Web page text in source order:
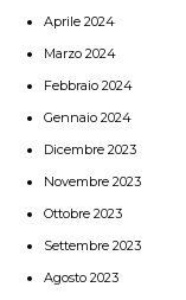
Aprile 2024
Marzo 2024
Febbraio 2024
Gennaio 2024
Dicembre 2023
Novembre 2023
Ottobre 2023
Settembre 2023
Agosto 2023